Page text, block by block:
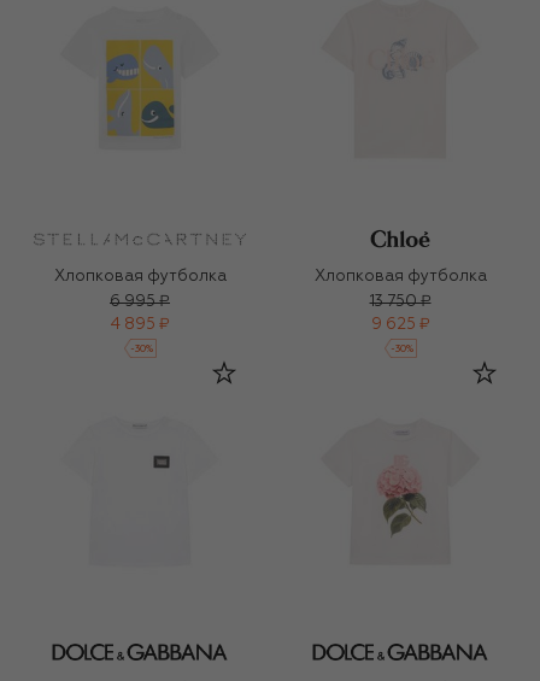
Хлопковая футболка
6 995 ₽
4 895 ₽
-30%
Хлопковая футболка
13 750 ₽
9 625 ₽
-30%